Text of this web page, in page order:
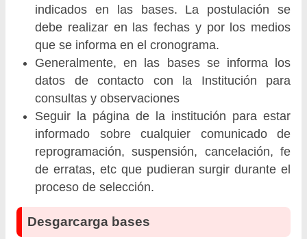
indicados en las bases. La postulación se
debe realizar en las fechas y por los medios
que se informa en el cronograma.
Generalmente, en las bases se informa los
datos de contacto con la Institución para
consultas y observaciones
Seguir la página de la institución para estar
informado sobre cualquier comunicado de
reprogramación, suspensión, cancelación, fe
de erratas, etc que pudieran surgir durante el
proceso de selección.
Desgarcarga bases